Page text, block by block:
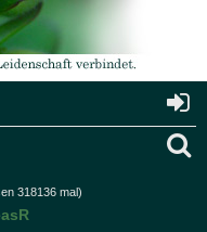
318136 mal)